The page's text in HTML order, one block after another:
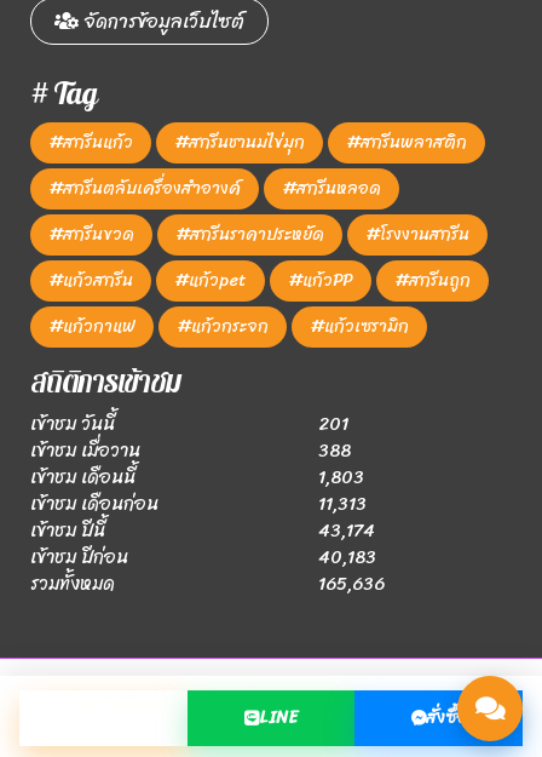
LINE สั่งซื้อ
จัดการข้อมูลเว็บไซต์
# Tag
#สกรีนแก้ว #สกรีนชานมไข่มุก
#สกรีนพลาสติก
#สกรีนตลับเครื่องสำอางค์
#สกรีนหลอด
#สกรีนขวด
#สกรีนราคาประหยัด
#โรงงานสกรีน
#แก้วสกรีน
#แก้วpet #แก้วPP
#สกรีนถูก
#แก้วกาแฟ
#แก้วกระจก #แก้วเซรามิก
สถิติการเข้าชม
เข้าชม วันนี้
201
เข้าชม เมื่อวาน
388
เข้าชม เดือนนี้
1,803
เข้าชม เดือนก่อน
11,313
เข้าชม ปีนี้
43,174
เข้าชม ปีก่อน
40,183
รวมทั้งหมด
165,636
© Copyright 2019. https://โรงงานสกรีนแก้ว.com All Rights
Reserved.